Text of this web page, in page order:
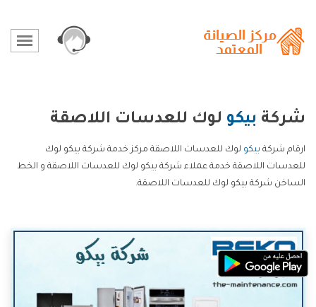
شركة بيكو لوك للعدسات اللاصقة
ارقام شركة بيكو لوك للعدسات اللاصقة مركز خدمة شركة بيكو لوك
للعدسات اللاصقة خدمة عملاء شركة بيكو لوك للعدسات اللاصقة و الخط
الساخن شركة بيكو لوك للعدسات اللاصقة.